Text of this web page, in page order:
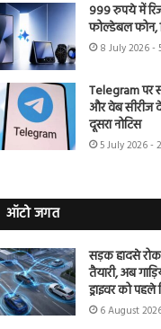
999 रुपये में
फोल्डेबल
8 July 2026 -
Telegram पर
और वेब सीरीज
दूसरा नोटिस
5 July 2026 -
ऑटो जगत
सड़क हादसे
तैयारी, अब
ड्राइवर को
6 August